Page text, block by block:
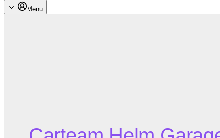
Menu